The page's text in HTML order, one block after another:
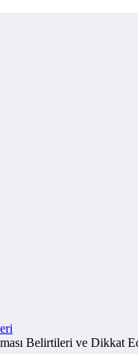
Belirtileri ve Dikkat